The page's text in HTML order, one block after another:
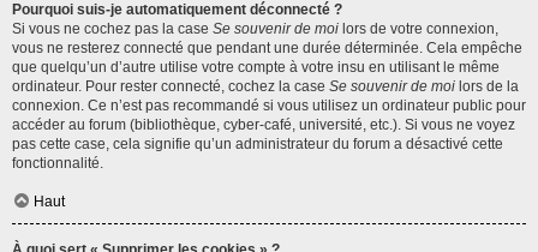
Pourquoi suis-je automatiquement déconnecté ?
Si vous ne cochez pas la case Se souvenir de moi lors de votre connexion,
vous ne resterez connecté que pendant une durée déterminée. Cela empêche
que quelqu’un d’autre utilise votre compte à votre insu en utilisant le même
ordinateur. Pour rester connecté, cochez la case Se souvenir de moi lors de la
connexion. Ce n’est pas recommandé si vous utilisez un ordinateur public pour
accéder au forum (bibliothèque, cyber-café, université, etc.). Si vous ne voyez
pas cette case, cela signifie qu’un administrateur du forum a désactivé cette
fonctionnalité.
Haut